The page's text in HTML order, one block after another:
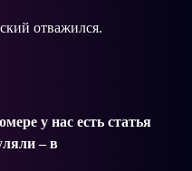
отважился.
у нас есть статья
– в